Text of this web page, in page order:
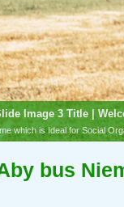
Image 3 Title |
which is Ideal for Social
bus